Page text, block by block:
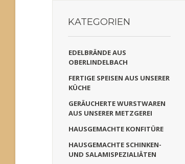
KATEGORIEN
EDELBRÄNDE AUS
OBERLINDELBACH
FERTIGE SPEISEN AUS UNSERER
KÜCHE
GERÄUCHERTE WURSTWAREN
AUS UNSERER METZGEREI
HAUSGEMACHTE KONFITÜRE
HAUSGEMACHTE SCHINKEN-
UND SALAMISPEZIALIÄTEN